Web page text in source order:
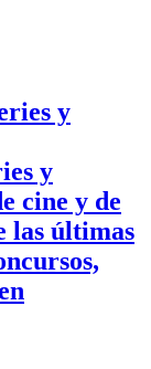
y
cine y de
las últimas